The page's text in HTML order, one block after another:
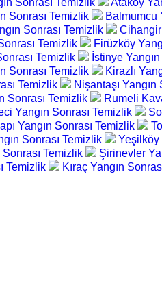
Sonrası Temizlik Ataköy
Sonrası Temizlik
Balmumcu
Sonrası Temizlik
Cihangir
Temizlik
Firüzköy
Temizlik
İstinye
Sonrası Temizlik
Kirazlı
Temizlik
Nişantaşı
Sonrası Temizlik
Rumeli
Yangın Sonrası Temizlik
Yangın Sonrası Temizlik
Sonrası Temizlik
Yeşilköy
Temizlik
Şirinevler
Temizlik
Kıraç Yangın